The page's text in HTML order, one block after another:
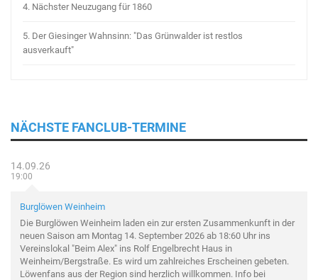
4. Nächster Neuzugang für 1860
5. Der Giesinger Wahnsinn: "Das Grünwalder ist restlos
ausverkauft"
NÄCHSTE FANCLUB-TERMINE
14.09.26
19:00
Burglöwen Weinheim
Die Burglöwen Weinheim laden ein zur ersten Zusammenkunft in der
neuen Saison am Montag 14. September 2026 ab 18:60 Uhr ins
Vereinslokal "Beim Alex" ins Rolf Engelbrecht Haus in
Weinheim/Bergstraße. Es wird um zahlreiches Erscheinen gebeten.
Löwenfans aus der Region sind herzlich willkommen. Info bei